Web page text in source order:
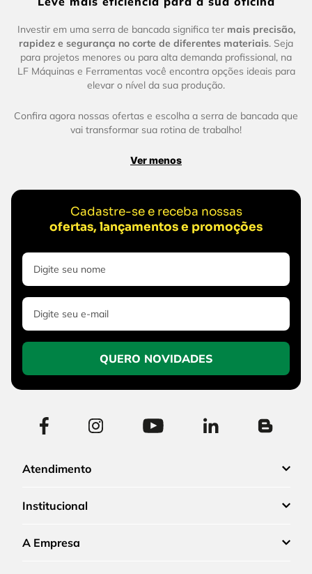
Investir em uma serra de bancada significa ter mais precisão,
rapidez e segurança no corte de diferentes materiais. Seja
para projetos menores ou para alta demanda profissional, na
LF Máquinas e Ferramentas você encontra opções ideais para
elevar o nível da sua produção.
Confira agora nossas ofertas e escolha a serra de bancada que
vai transformar sua rotina de trabalho!
Ver menos
Cadastre-se e receba nossas
ofertas, lançamentos e promoções
QUERO NOVIDADES
Atendimento
Institucional
A Empresa